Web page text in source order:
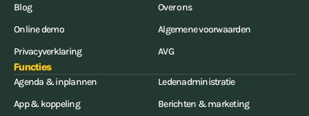
Blog
Over ons
Online demo
Algemene voorwaarden
Privacyverklaring
AVG
Functies
Agenda & inplannen
Ledenadministratie
App & koppeling
Berichten & marketing